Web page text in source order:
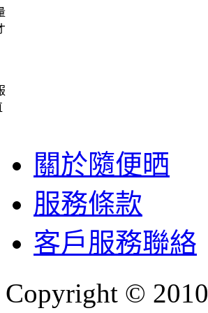
關於隨便晒
服務條款
客戶服務聯絡
Copyright © 2010